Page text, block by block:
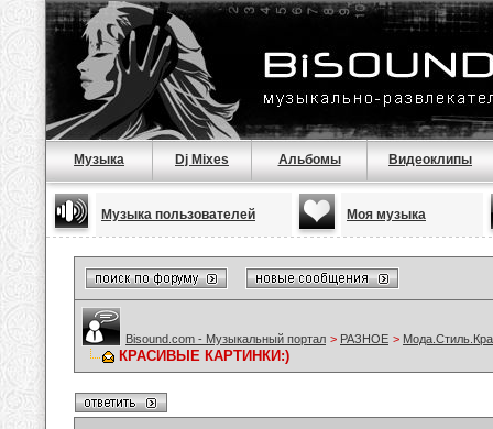
Музыка Dj Mixes Альбомы Видеоклипы
Музыка пользователей Моя музыка
Bisound.com - Музыкальный портал > РАЗНОЕ >
КРАСИВЫЕ КАРТИНКИ:)